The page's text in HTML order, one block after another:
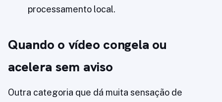
processamento local.
Quando o vídeo congela ou
acelera sem aviso
Outra categoria que dá muita sensação de